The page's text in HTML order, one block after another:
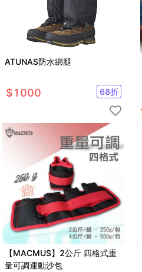
ATUNAS防水綁腿
$1000 68折
【MACMUS】2公斤 四格式重
量可調運動沙包